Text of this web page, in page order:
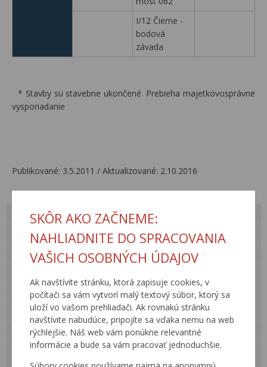
SKÔR AKO ZAČNEME:
NAHLIADNITE DO SPRACOVANIA
VAŠICH OSOBNÝCH ÚDAJOV
Ak navštívite stránku, ktorá zapisuje cookies, v
počítači sa vám vytvorí malý textový súbor, ktorý sa
uloží vo vašom prehliadači. Ak rovnakú stránku
navštívite nabudúce, pripojíte sa vďaka nemu na web
rýchlejšie. Náš web vám ponúkne relevantné
informácie a bude sa vám pracovať jednoduchšie.
I/12 Čierne -
bodová
závada
* Stavby su stavebne ukončené. Prebieha majetkovosprávne
vysporiadanie
Publikované: 3.5.2011 / Aktualizované: 2.10.2016
O nás
Verejné obstarávanie
Kariéra
Kontakty
Legislatíva
Činnosti
Rozvoj cestnej siete